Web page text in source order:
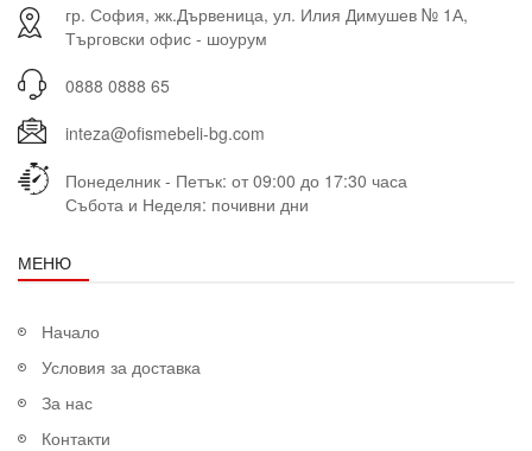
гр. София, жк.Дървеница, ул. Илия Димушев № 1А,
Търговски офис - шоурум
0888 0888 65
inteza@ofismebeli-bg.com
Понеделник - Петък: от 09:00 до 17:30 часа
Събота и Неделя: почивни дни
МЕНЮ
Начало
Условия за доставка
За нас
Контакти